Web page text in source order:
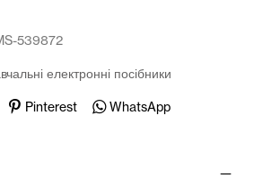
Всі товари
539872
електронні посібники
Pinterest WhatsApp